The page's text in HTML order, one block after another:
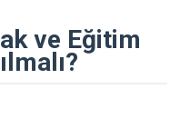
ve Eğitim